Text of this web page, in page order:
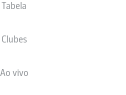
Tabela
Clubes
Ao vivo